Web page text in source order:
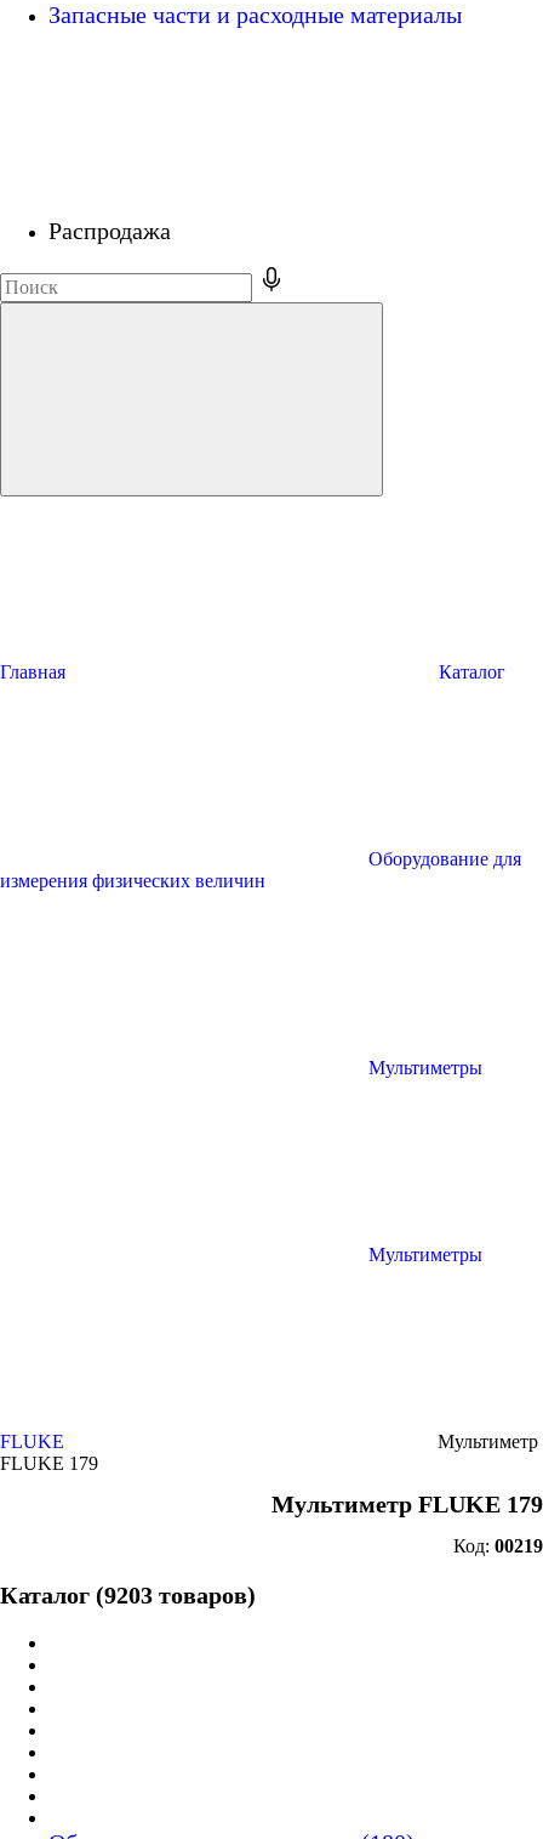
Запасные части и расходные материалы
Распродажа
Главная Каталог
Оборудование для
измерения физических величин
Мультиметры
Мультиметры
FLUKE
Мультиметр
FLUKE 179
Мультиметр FLUKE 179
Код: 00219
Каталог (9203 товаров)